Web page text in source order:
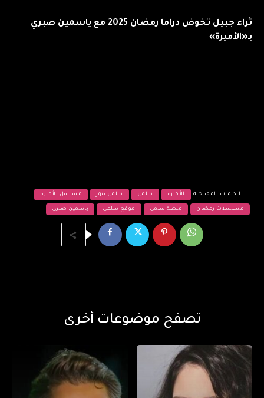
ثراء جبيل تخوض دراما رمضان 2025 مع ياسمين صبري
بـ«الأميرة»
الكلمات المفتاحية الأميرة سلمى سلمى نيوز مسلسل الأميرة
مسلسلات رمضان منصة سلمى موقع سلمى ياسمين صبري
تصفح موضوعات أخرى